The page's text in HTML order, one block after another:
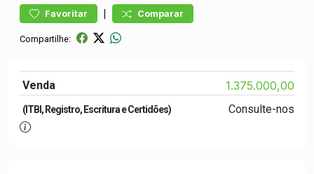
Favoritar | Comparar
Compartilhe:
Venda 1.375.000,00
(ITBI, Registro, Escritura e Certidões) Consulte-nos